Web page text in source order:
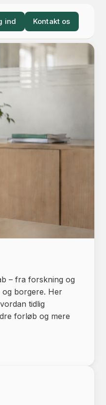
ind Kontakt os
– fra forskning og
borgere. Her
tidlig
forløb og mere